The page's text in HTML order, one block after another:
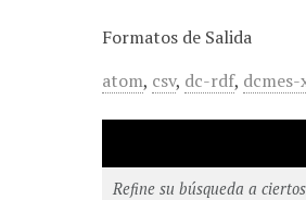
Formatos de Salida
atom, csv, dc-rdf,
Refine su búsqueda a